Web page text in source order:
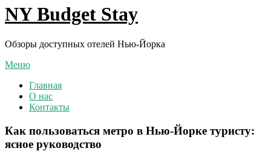
NY Budget Stay
Обзоры доступных отелей Нью-Йорка
Меню
Главная
О нас
Контакты
Как пользоваться метро в Нью‑Йорке туристу:
ясное руководство